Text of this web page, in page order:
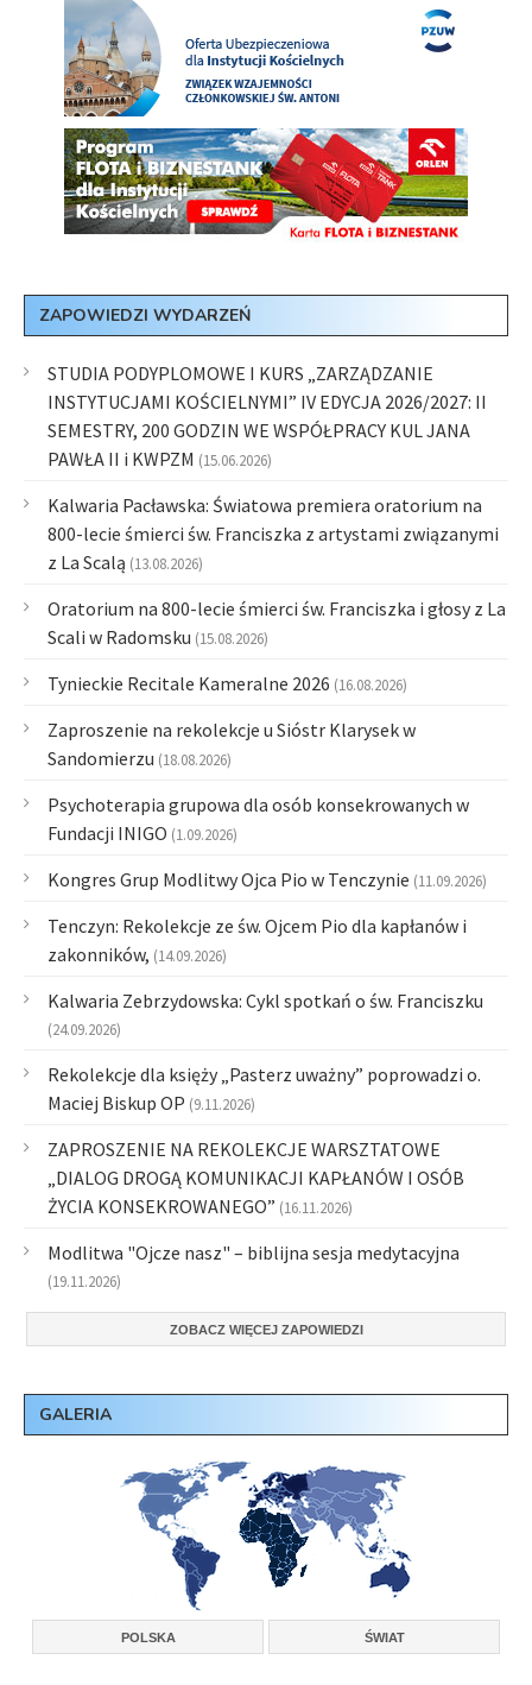
ZAPOWIEDZI WYDARZEŃ
STUDIA PODYPLOMOWE I KURS „ZARZĄDZANIE
INSTYTUCJAMI KOŚCIELNYMI” IV EDYCJA 2026/2027: II
SEMESTRY, 200 GODZIN WE WSPÓŁPRACY KUL JANA
PAWŁA II i KWPZM (15.06.2026)
Kalwaria Pacławska: Światowa premiera oratorium na
800-lecie śmierci św. Franciszka z artystami związanymi
z La Scalą (13.08.2026)
Oratorium na 800-lecie śmierci św. Franciszka i głosy z La
Scali w Radomsku (15.08.2026)
Tynieckie Recitale Kameralne 2026 (16.08.2026)
Zaproszenie na rekolekcje u Sióstr Klarysek w
Sandomierzu (18.08.2026)
Psychoterapia grupowa dla osób konsekrowanych w
Fundacji INIGO (1.09.2026)
Kongres Grup Modlitwy Ojca Pio w Tenczynie (11.09.2026)
Tenczyn: Rekolekcje ze św. Ojcem Pio dla kapłanów i
zakonników, (14.09.2026)
Kalwaria Zebrzydowska: Cykl spotkań o św. Franciszku
(24.09.2026)
Rekolekcje dla księży „Pasterz uważny” poprowadzi o.
Maciej Biskup OP (9.11.2026)
ZAPROSZENIE NA REKOLEKCJE WARSZTATOWE
„DIALOG DROGĄ KOMUNIKACJI KAPŁANÓW I OSÓB
ŻYCIA KONSEKROWANEGO” (16.11.2026)
Modlitwa "Ojcze nasz" – biblijna sesja medytacyjna
(19.11.2026)
ZOBACZ WIĘCEJ ZAPOWIEDZI
GALERIA
POLSKA ŚWIAT